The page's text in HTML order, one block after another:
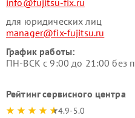
info@fujitsu-fix.ru
для юридических лиц
manager@fix-fujitsu.ru
График работы:
ПН-ВСК с 9:00 до 21:00 без
Рейтинг сервисного центра
4.9-5.0